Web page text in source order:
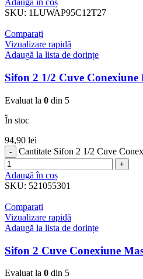
Adaugă în coș
SKU: 1LUWAP95C12T27
Comparați
Vizualizare rapidă
Adaugă la lista de dorințe
Sifon 2 1/2 Cuve Conexiune
Evaluat la 0 din 5
În stoc
94,90 lei
Cantitate Sifon 2 1/2 Cuve
Adaugă în coș
SKU: 521055301
Comparați
Vizualizare rapidă
Adaugă la lista de dorințe
Sifon 2 Cuve Conexiune
Evaluat la 0 din 5